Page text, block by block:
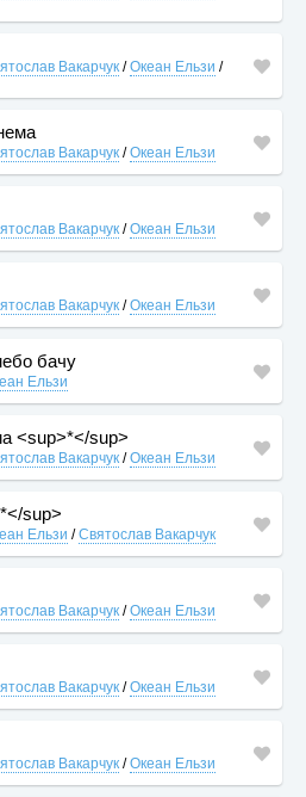
Вакарчук /Океан Ельзи /
Вакарчук /Океан Ельзи
Вакарчук /Океан Ельзи
Вакарчук /Океан Ельзи
бачу
Ельзи
<sup>*</sup>
Вакарчук /Океан Ельзи
sup>
Ельзи /Святослав Вакарчук
Вакарчук /Океан Ельзи
Вакарчук /Океан Ельзи
Вакарчук /Океан Ельзи